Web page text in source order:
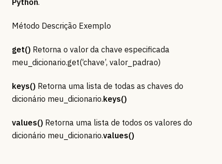
Python.
Método Descrição Exemplo
get() Retorna o valor da chave especificada
meu_dicionario.get(‘chave’, valor_padrao)
keys() Retorna uma lista de todas as chaves do
dicionário meu_dicionario.keys()
values() Retorna uma lista de todos os valores do
dicionário meu_dicionario.values()